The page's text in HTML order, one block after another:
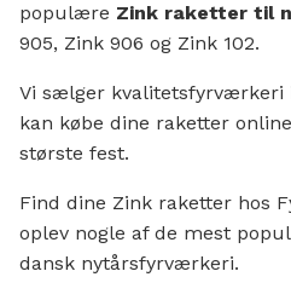
populære Zink raketter til
905, Zink 906 og Zink 102.
Vi sælger kvalitetsfyrværkeri
kan købe dine raketter
største fest.
Find dine Zink raketter hos
oplev nogle af de mest
dansk nytårsfyrværkeri.